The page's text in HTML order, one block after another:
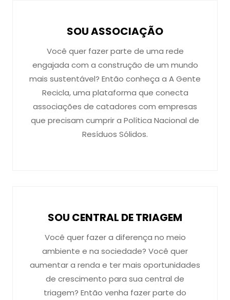
SOU ASSOCIAÇÃO
Você quer fazer parte de uma rede
engajada com a construção de um mundo
mais sustentável? Então conheça a A Gente
Recicla, uma plataforma que conecta
associações de catadores com empresas
que precisam cumprir a Política Nacional de
Resíduos Sólidos.
SOU CENTRAL DE TRIAGEM
Você quer fazer a diferença no meio
ambiente e na sociedade? Você quer
aumentar a renda e ter mais oportunidades
de crescimento para sua central de
triagem? Então venha fazer parte do